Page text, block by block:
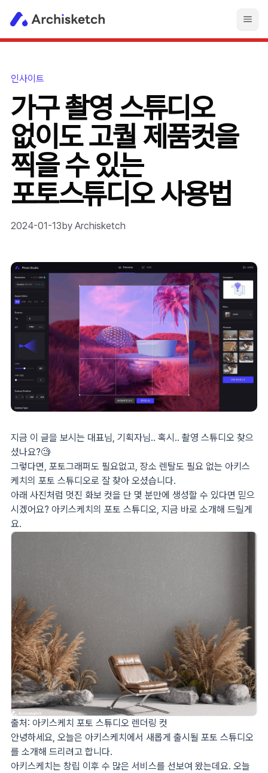
인사이트
가구 촬영 스튜디오
없이도 고퀄 제품컷을
찍을 수 있는
포토스튜디오 사용법
2024-01-13by Archisketch
지금 이 글을 보시는 대표님, 기획자님.. 혹시.. 촬영 스튜디오 찾으
셨나요?🧐
그렇다면, 포토그래퍼도 필요없고, 장소 렌탈도 필요 없는 아키스
케치의 포토 스튜디오로 잘 찾아 오셨습니다.
아래 사진처럼 멋진 화보 컷을 단 몇 분만에 생성할 수 있다면 믿으
시겠어요? 아키스케치의 포토 스튜디오, 지금 바로 소개해 드릴게
요.
출처: 아키스케치 포토 스튜디오 렌더링 컷
안녕하세요, 오늘은 아키스케치에서 새롭게 출시될 포토 스튜디오
를 소개해 드리려고 합니다.
아키스케치는 창립 이후 수 많은 서비스를 선보여 왔는데요. 오늘